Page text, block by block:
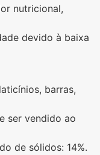
nutricional,
devido à baixa
barras,
ser vendido ao
de sólidos: 14%.